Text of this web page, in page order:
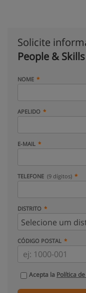
Solicite
People & Skills
NOME
APELIDO
E-MAIL
TELEFONE (9 dígitos)
DISTRITO
CÓDIGO POSTAL
Acepta la Política